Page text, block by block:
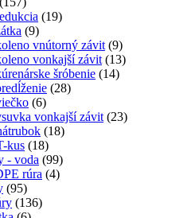
(19)
(9)
vnútorný závit (9)
vonkajší závit (13)
šróbenie (14)
(28)
(6)
vonkajší závit (23)
(18)
kus (18)
- voda (99)
rúra (4)
(95)
(136)